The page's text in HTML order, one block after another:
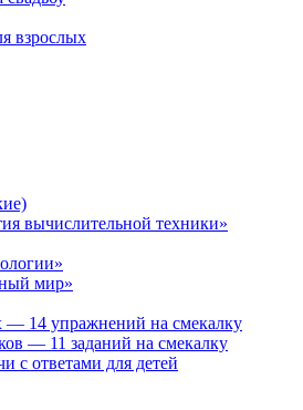
взрослых
вычислительной техники»
мир»
— 14 упражнений на смекалку
— 11 заданий на смекалку
с ответами для детей